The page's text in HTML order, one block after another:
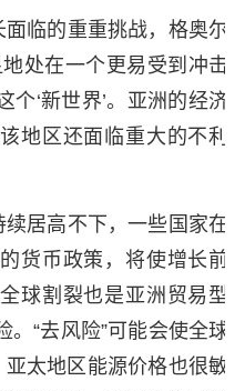
临的重重挑战，格奥尔
处在一个更易受到冲击
‘新世界’。亚洲的经济
地区还面临重大的不利
居高不下，一些国家在
货币政策，将使增长前
球割裂也是亚洲贸易型
“去风险”可能会使全球
太地区能源价格也很敏